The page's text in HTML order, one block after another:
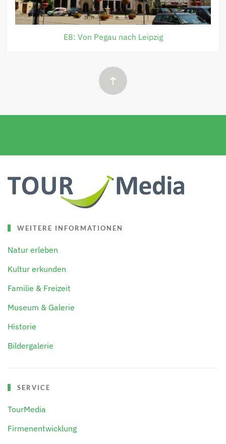
E8: Von Pegau nach Leipzig
WEITERE INFORMATIONEN
Natur erleben
Kultur erkunden
Familie & Freizeit
Museum & Galerie
Historie
Bildergalerie
SERVICE
TourMedia
Firmenentwicklung